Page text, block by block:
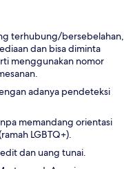
terhubung/bersebelahan,
dan bisa diminta
menggunakan nomor
adanya pendeteksi
memandang orientasi
LGBTQ+).
dan uang tunai.